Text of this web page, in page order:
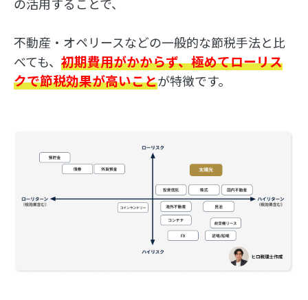
不動産・オペリースなどの一般的な節税手法と比
べても、 初期費用がかからず、極めてローリス
クで節税効果が高いことが特徴です。